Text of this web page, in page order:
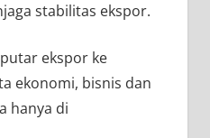
stabilitas ekspor.
ekspor ke
ekonomi, bisnis dan
hanya di